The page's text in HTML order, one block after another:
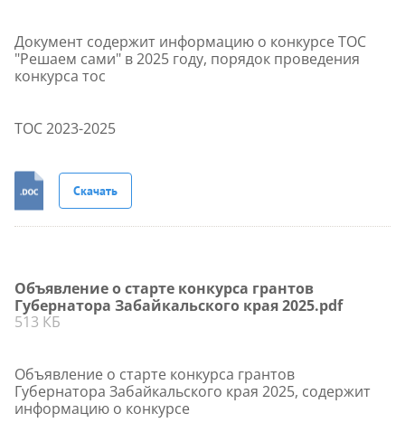
Документ содержит информацию о конкурсе ТОС
"Решаем сами" в 2025 году, порядок проведения
конкурса тос
ТОС 2023-2025
Скачать
Объявление о старте конкурса грантов
Губернатора Забайкальского края 2025.pdf
513 КБ
Объявление о старте конкурса грантов
Губернатора Забайкальского края 2025, содержит
информацию о конкурсе